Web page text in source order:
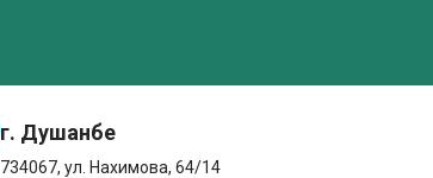
г. Душанбе
734067, ул. Нахимова, 64/14